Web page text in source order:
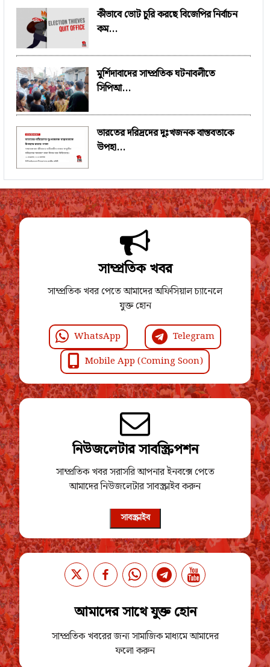
কীভাবে ভোট চুরি করছে বিজেপির নির্বাচন
কম...
মুর্শিদাবাদের সাম্প্রতিক ঘটনাবলীতে
সিপিআ...
ভারতের দরিদ্রদের দুঃখজনক বাস্তবতাকে
উপহা...
সাম্প্রতিক খবর
সাম্প্রতিক খবর পেতে আমাদের অফিসিয়াল চ্যানেলে
যুক্ত হোন
WhatsApp
Telegram
Mobile App (Coming Soon)
নিউজলেটার সাবস্ক্রিপশন
সাম্প্রতিক খবর সরাসরি আপনার ইনবক্সে পেতে
আমাদের নিউজলেটার সাবস্ক্রাইব করুন
সাবস্ক্রাইব
আমাদের সাথে যুক্ত হোন
সাম্প্রতিক খবরের জন্য সামাজিক মাধ্যমে আমাদের
ফলো করুন